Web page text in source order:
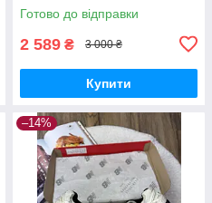
Готово до відправки
2 589 ₴ 3 000 ₴
Купити
–14%